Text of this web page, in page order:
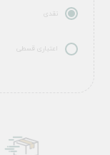
نقدی
اعتباری قسطی